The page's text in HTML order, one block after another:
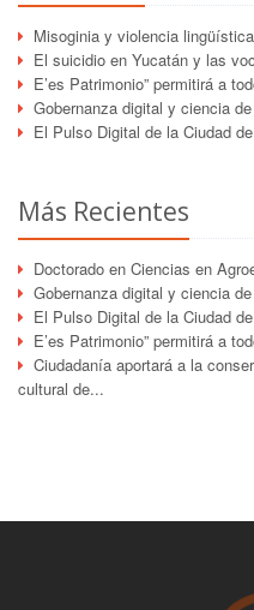
Misoginia y violencia
El suicidio en Yucatán y las
E’es Patrimonio” permitirá a
Gobernanza digital y ciencia
El Pulso Digital de la Ciudad
Más Recientes
Doctorado en Ciencias en
Gobernanza digital y ciencia
El Pulso Digital de la Ciudad
E’es Patrimonio” permitirá a
Ciudadanía aportará a la
cultural de...